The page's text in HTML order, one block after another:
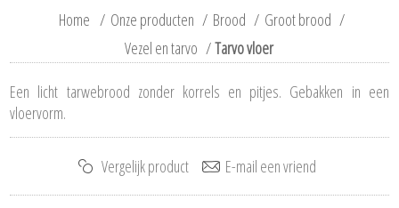
Home / Onze producten / Brood / Groot brood /
Vezel en tarvo /Tarvo vloer
Een licht tarwebrood zonder korrels en pitjes. Gebakken in een
vloervorm.